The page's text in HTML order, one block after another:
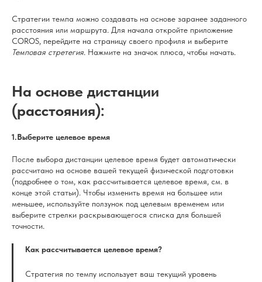
Стратегии темпа можно создавать на основе заранее заданного
расстояния или маршрута. Для начала откройте приложение
COROS, перейдите на страницу своего профиля и выберите
Темповая стретегия. Нажмите на значок плюса, чтобы начать.
На основе дистанции
(расстояния):
1.Выберите целевое время
После выбора дистанции целевое время будет автоматически
рассчитано на основе вашей текущей физической подготовки
(подробнее о том, как рассчитывается целевое время, см. в
конце этой статьи). Чтобы изменить время на большее или
меньшее, используйте ползунок под целевым временем или
выберите стрелки раскрывающегося списка для большей
точности.
Как рассчитывается целевое время?
Стратегия по темпу использует ваш текущий уровень